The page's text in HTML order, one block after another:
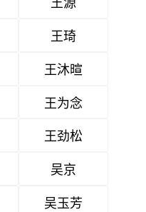
王琦
王沐暄
王为念
王劲松
吴京
吴玉芳